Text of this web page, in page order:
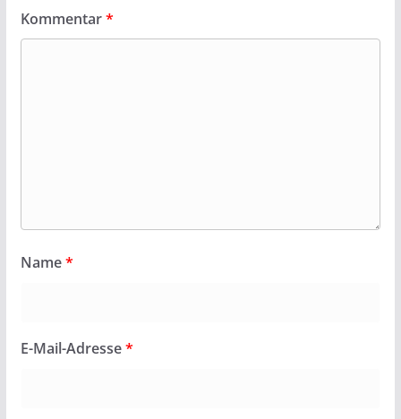
Kommentar*
Name*
E-Mail-Adresse*